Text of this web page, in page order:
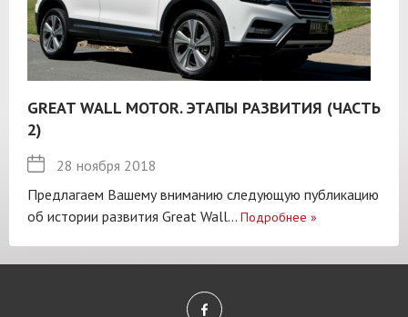
GREAT WALL MOTOR. ЭТАПЫ РАЗВИТИЯ (ЧАСТЬ
2)
28 ноября 2018
Предлагаем Вашему вниманию следующую публикацию
об истории развития Great Wall... Подробнее »